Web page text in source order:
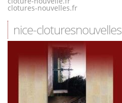
clotures-nouvelles.fr
nice-cloturesnouvelles